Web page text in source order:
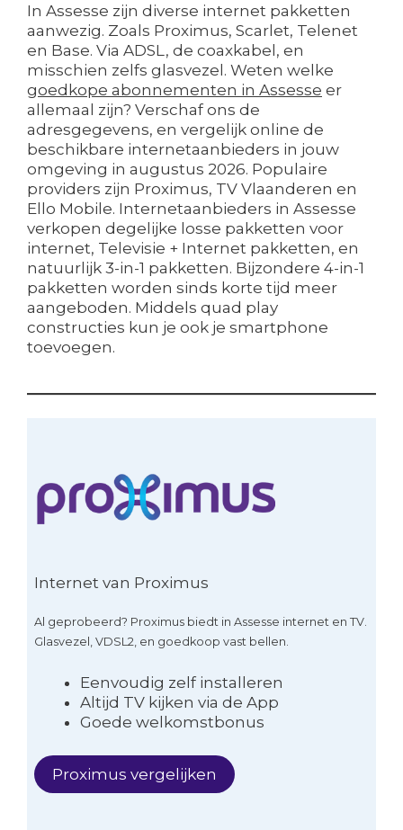
In Assesse zijn diverse internet pakketten
aanwezig. Zoals Proximus, Scarlet, Telenet
en Base. Via ADSL, de coaxkabel, en
misschien zelfs glasvezel. Weten welke
goedkope abonnementen in Assesse er
allemaal zijn? Verschaf ons de
adresgegevens, en vergelijk online de
beschikbare internetaanbieders in jouw
omgeving in augustus 2026. Populaire
providers zijn Proximus, TV Vlaanderen en
Ello Mobile. Internetaanbieders in Assesse
verkopen degelijke losse pakketten voor
internet, Televisie + Internet pakketten, en
natuurlijk 3-in-1 pakketten. Bijzondere 4-in-1
pakketten worden sinds korte tijd meer
aangeboden. Middels quad play
constructies kun je ook je smartphone
toevoegen.
Internet van Proximus
Al geprobeerd? Proximus biedt in Assesse internet en TV.
Glasvezel, VDSL2, en goedkoop vast bellen.
Eenvoudig zelf installeren
Altijd TV kijken via de App
Goede welkomstbonus
Proximus vergelijken